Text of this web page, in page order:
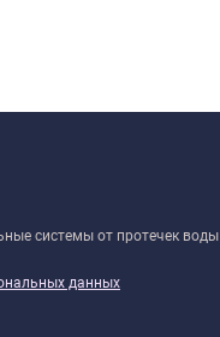
системы от протечек воды
данных